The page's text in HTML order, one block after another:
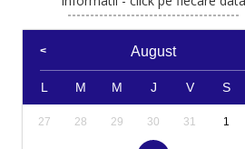
August
L M M J V S
27 28 29 30 31 1